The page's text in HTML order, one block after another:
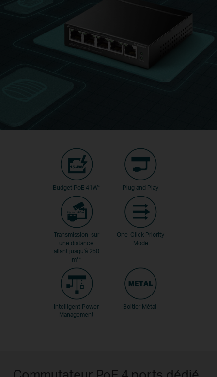
Budget PoE 41W* Plug and Play
Transmission sur
une distance
allant jusqu'à 250
m**
One-Click Priority
Mode
Intelligent Power
Management
Boitier Métal